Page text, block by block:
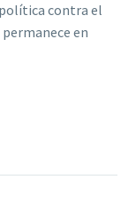
contra el
en